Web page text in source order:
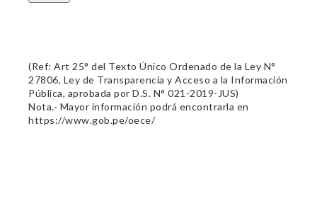
(Ref: Art 25° del Texto Único Ordenado de la Ley N°
27806, Ley de Transparencia y Acceso a la Información
Pública, aprobada por D.S. N° 021-2019-JUS)
Nota.- Mayor información podrá encontrarla en
https://www.gob.pe/oece/